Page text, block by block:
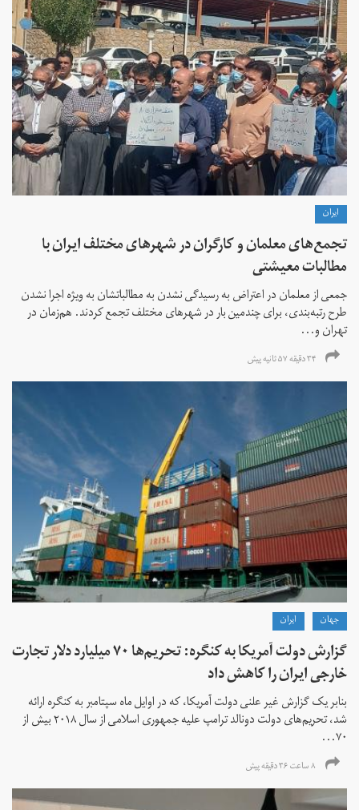
ايران
تجمع‌های معلمان و کارگران در شهرهای مختلف ایران با
مطالبات معیشتی
جمعی از معلمان در اعتراض به رسیدگی نشدن به مطالباتشان به ویژه اجرا نشدن
طرح رتبه‌بندی، برای چندمین بار در شهرهای مختلف تجمع کردند. هم‌زمان در
تهران و...
۳۴ دقیقه ۵۷ ثانیه پیش
جهان ايران
گزارش دولت آمریکا به کنگره: تحریم‌ها ۷۰ میلیارد دلار تجارت
خارجی ایران را کاهش داد
بنابر یک گزارش غیر علنی دولت آمریکا، که در اوایل ماه سپتامبر به کنگره ارائه
شد، تحریم‌های دولت دونالد ترامپ علیه جمهوری اسلامی از سال ۲۰۱۸ بیش از
۷۰...
۸ ساعت ۳۶ دقیقه پیش